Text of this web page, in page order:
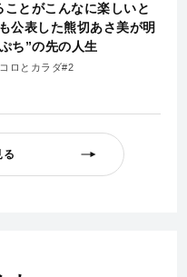
ことがこんなに楽しいと
公表した熊切あさ美が明
ち”の先の人生
ロとカラダ#2
る